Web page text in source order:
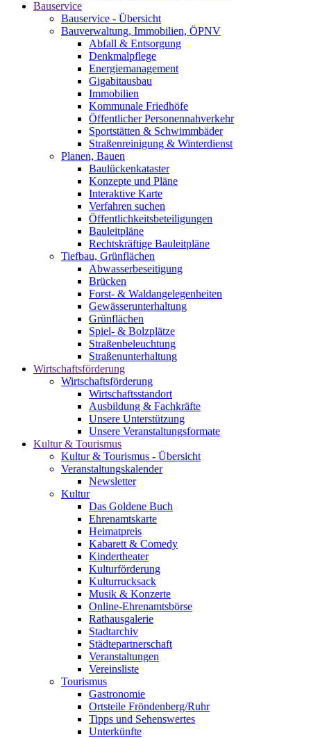
Bauservice
Bauservice - Übersicht
Bauverwaltung, Immobilien, ÖPNV
Abfall & Entsorgung
Denkmalpflege
Energiemanagement
Gigabitausbau
Immobilien
Kommunale Friedhöfe
Öffentlicher Personennahverkehr
Sportstätten & Schwimmbäder
Straßenreinigung & Winterdienst
Planen, Bauen
Baulückenkataster
Konzepte und Pläne
Interaktive Karte
Verfahren suchen
Öffentlichkeitsbeteiligungen
Bauleitpläne
Rechtskräftige Bauleitpläne
Tiefbau, Grünflächen
Abwasserbeseitigung
Brücken
Forst- & Waldangelegenheiten
Gewässerunterhaltung
Grünflächen
Spiel- & Bolzplätze
Straßenbeleuchtung
Straßenunterhaltung
Wirtschaftsförderung
Wirtschaftsförderung
Wirtschaftsstandort
Ausbildung & Fachkräfte
Unsere Unterstützung
Unsere Veranstaltungsformate
Kultur & Tourismus
Kultur & Tourismus - Übersicht
Veranstaltungskalender
Newsletter
Kultur
Das Goldene Buch
Ehrenamtskarte
Heimatpreis
Kabarett & Comedy
Kindertheater
Kulturförderung
Kulturrucksack
Musik & Konzerte
Online-Ehrenamtsbörse
Rathausgalerie
Stadtarchiv
Städtepartnerschaft
Veranstaltungen
Vereinsliste
Tourismus
Gastronomie
Ortsteile Fröndenberg/Ruhr
Tipps und Sehenswertes
Unterkünfte